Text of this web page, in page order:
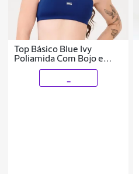
Top Básico Blue Ivy
Poliamida Com Bojo e
Regulador Donna Carioca